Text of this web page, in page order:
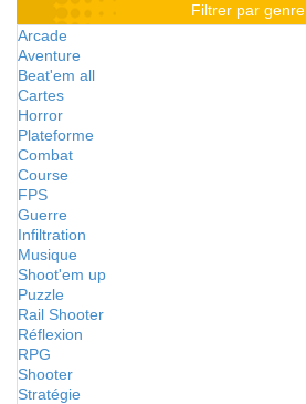
Filtrer par genre
Arcade
Aventure
Beat'em all
Cartes
Horror
Plateforme
Combat
Course
FPS
Guerre
Infiltration
Musique
Shoot'em up
Puzzle
Rail Shooter
Réflexion
RPG
Shooter
Stratégie